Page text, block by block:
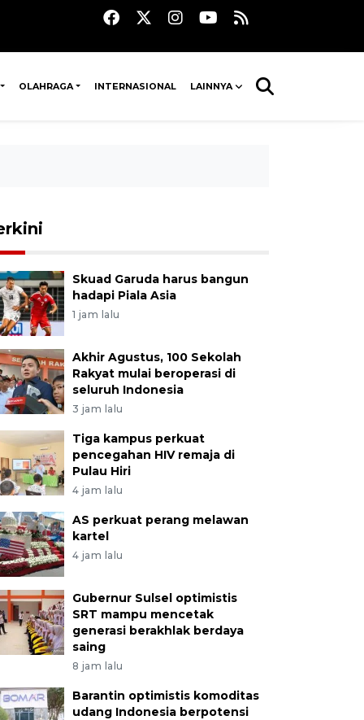
OLAHRAGA INTERNASIONAL LAINNYA
Skuad Garuda harus bangun
hadapi Piala Asia
1 jam lalu
Akhir Agustus, 100 Sekolah
Rakyat mulai beroperasi di
seluruh Indonesia
3 jam lalu
Tiga kampus perkuat
pencegahan HIV remaja di
Pulau Hiri
4 jam lalu
AS perkuat perang melawan
kartel
4 jam lalu
Gubernur Sulsel optimistis
SRT mampu mencetak
generasi berakhlak berdaya
saing
8 jam lalu
Barantin optimistis komoditas
udang Indonesia berpotensi